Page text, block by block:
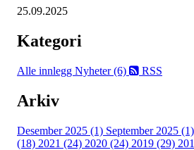
25.09.2025
Kategori
Alle innlegg Nyheter (6) RSS
Arkiv
Desember 2025 (1) September 2025 (1)
(18) 2021 (24) 2020 (24) 2019 (29)